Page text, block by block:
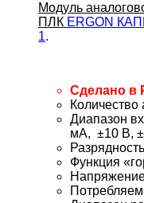
Модуль
ПЛК ERGON
1.
Сделано в
Количество
Диапазон
мА, ±10 В,
Функция